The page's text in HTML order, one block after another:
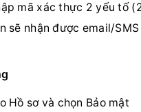
mã xác thực 2 yếu tố
sẽ nhận được email/
Hồ sơ và chọn Bảo mật